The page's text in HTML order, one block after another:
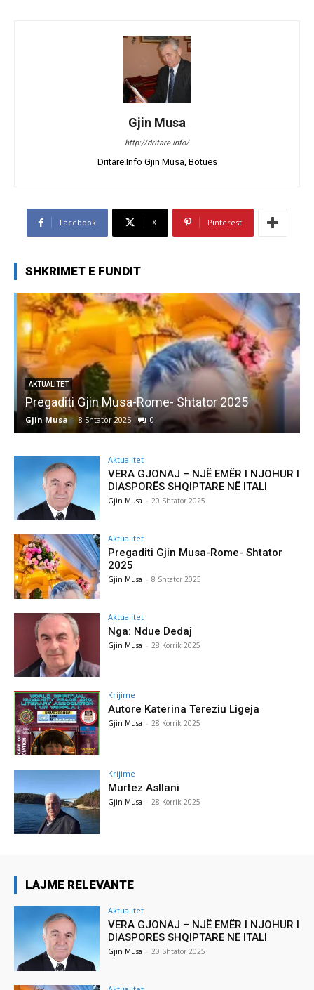
Gjin Musa
http://dritare.info/
Dritare.Info Gjin Musa, Botues
Facebook X Pinterest
SHKRIMET E FUNDIT
AKTUALITET
Pregaditi Gjin Musa-Rome- Shtator 2025
Gjin Musa - 8 Shtator 2025 0
Aktualitet
VERA GJONAJ – NJË EMËR I NJOHUR I
DIASPORËS SHQIPTARE NË ITALI
Gjin Musa - 20 Shtator 2025
Aktualitet
Pregaditi Gjin Musa-Rome- Shtator
2025
Gjin Musa - 8 Shtator 2025
Aktualitet
Nga: Ndue Dedaj
Gjin Musa - 28 Korrik 2025
Krijime
Autore Katerina Tereziu Ligeja
Gjin Musa - 28 Korrik 2025
Krijime
Murtez Asllani
Gjin Musa - 28 Korrik 2025
LAJME RELEVANTE
Aktualitet
VERA GJONAJ – NJË EMËR I NJOHUR I
DIASPORËS SHQIPTARE NË ITALI
Gjin Musa - 20 Shtator 2025